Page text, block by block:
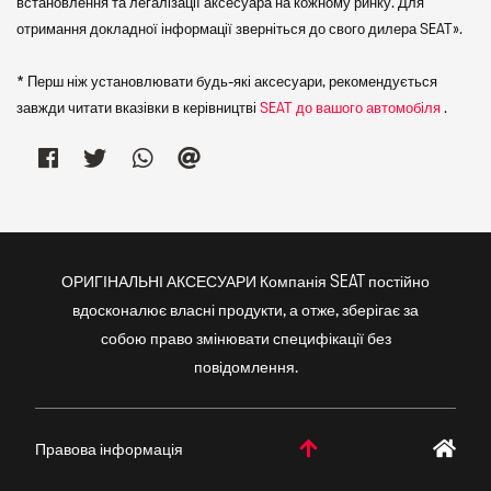
отримання докладної інформації зверніться до свого дилера SEAT».
* Перш ніж установлювати будь-які аксесуари, рекомендується
завжди читати вказівки в керівництві SEAT до вашого автомобіля.
ОРИГІНАЛЬНІ АКСЕСУАРИ Компанія SEAT постійно
вдосконалює власні продукти, а отже, зберігає за
собою право змінювати специфікації без
повідомлення.
Правова інформація